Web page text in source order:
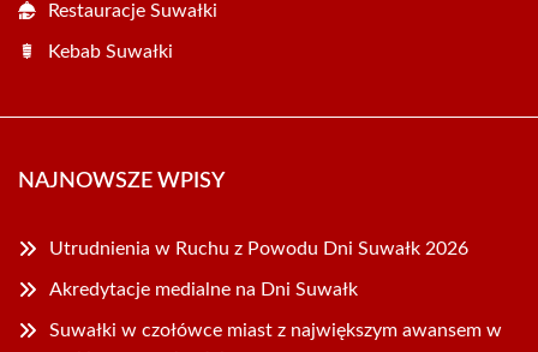
Restauracje Suwałki
Kebab Suwałki
NAJNOWSZE WPISY
Utrudnienia w Ruchu z Powodu Dni Suwałk 2026
Akredytacje medialne na Dni Suwałk
Suwałki w czołówce miast z największym awansem w